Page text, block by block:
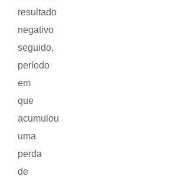
resultado
negativo
seguido,
período
em
que
acumulou
uma
perda
de